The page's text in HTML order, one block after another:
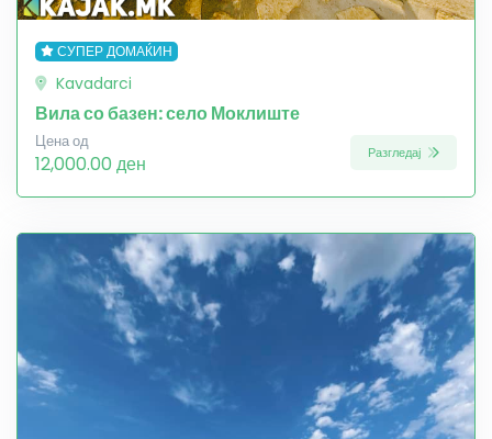
СУПЕР ДОМАЌИН
Kavadarci
Вила со базен: село Моклиште
Цена од
12,000.00 ден Разгледај